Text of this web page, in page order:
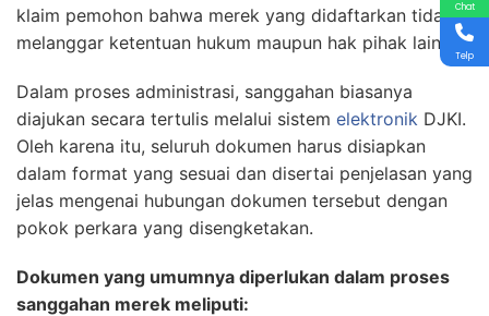
klaim pemohon bahwa merek yang didaftarkan tidak
melanggar ketentuan hukum maupun hak pihak lain.
Dalam proses administrasi, sanggahan biasanya
diajukan secara tertulis melalui sistem elektronik DJKI.
Oleh karena itu, seluruh dokumen harus disiapkan
dalam format yang sesuai dan disertai penjelasan yang
jelas mengenai hubungan dokumen tersebut dengan
pokok perkara yang disengketakan.
Dokumen yang umumnya diperlukan dalam proses
sanggahan merek meliputi:
Chat
Telp